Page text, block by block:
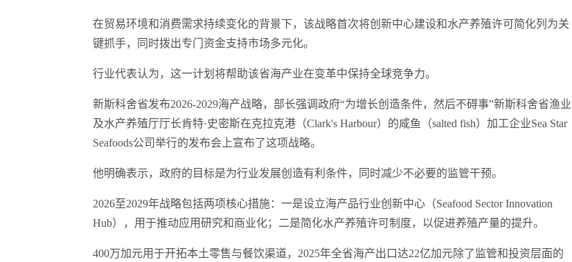
在贸易环境和消费需求持续变化的背景下，该战略首次将创新中心建设和水产养殖许可简化列为关
键抓手，同时拨出专门资金支持市场多元化。
行业代表认为，这一计划将帮助该省海产业在变革中保持全球竞争力。
新斯科舍省发布2026-2029海产战略，部长强调政府“为增长创造条件，然后不碍事”新斯科舍省渔业
及水产养殖厅厅长肯特·史密斯在克拉克港（Clark's Harbour）的咸鱼（salted fish）加工企业Sea Star
Seafoods公司举行的发布会上宣布了这项战略。
他明确表示，政府的目标是为行业发展创造有利条件，同时减少不必要的监管干预。
2026至2029年战略包括两项核心措施：一是设立海产品行业创新中心（Seafood Sector Innovation
Hub），用于推动应用研究和商业化；二是简化水产养殖许可制度，以促进养殖产量的提升。
400万加元用于开拓本土零售与餐饮渠道，2025年全省海产出口达22亿加元除了监管和投资层面的